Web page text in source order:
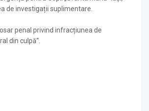
de investigații suplimentare.
penal privind infracțiunea de
din culpă”.